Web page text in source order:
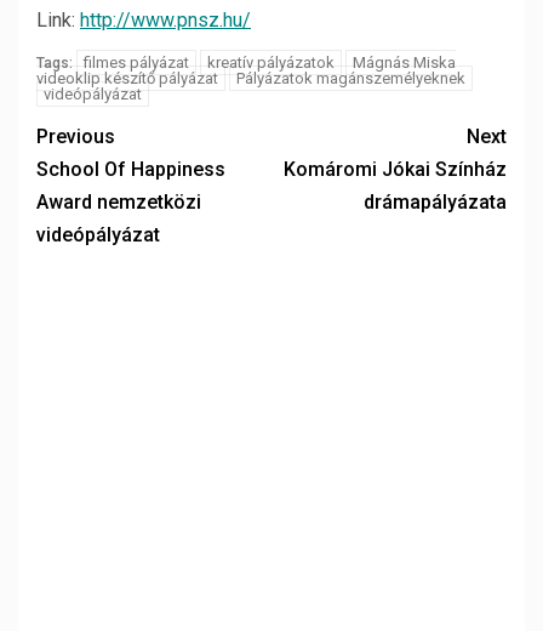
Link: http://www.pnsz.hu/
Tags: filmes pályázat kreatív pályázatok
Mágnás Miska
videoklip készítő pályázat
Pályázatok magánszemélyeknek
videópályázat
Previous
School Of Happiness
Award nemzetközi
videópályázat
Next
Komáromi Jókai Színház
drámapályázata